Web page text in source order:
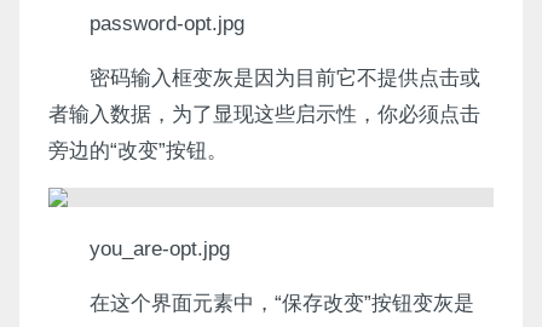
password-opt.jpg
密码输入框变灰是因为目前它不提供点击或
者输入数据，为了显现这些启示性，你必须点击
旁边的“改变”按钮。
you_are-opt.jpg
在这个界面元素中，“保存改变”按钮变灰是